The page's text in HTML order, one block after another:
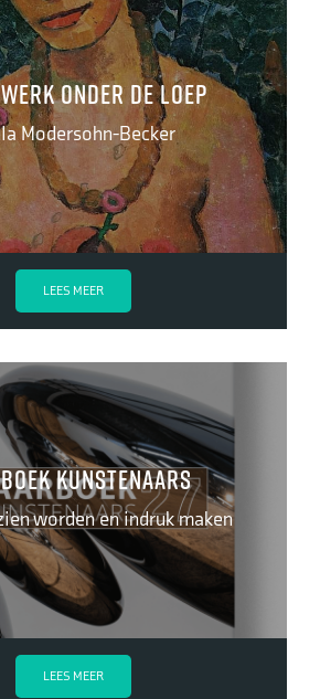
onder de loep
Modersohn-Becker
LEES MEER
kunstenaars
worden en indruk maken
LEES MEER